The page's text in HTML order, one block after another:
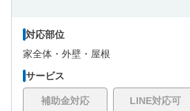
対応部位
家全体・ 外壁・ 屋根
サービス
補助金対応 LINE対応可